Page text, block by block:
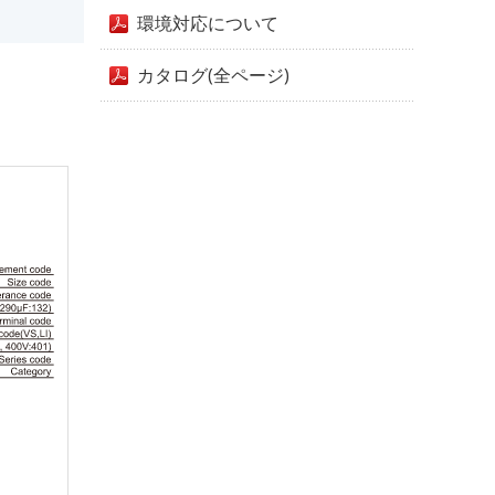
環境対応について
カタログ(全ページ)